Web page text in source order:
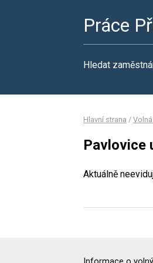
Práce
Hledat
Hlavní strana /
Pavlovice
Aktuálně